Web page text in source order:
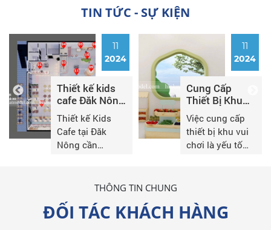
TIN TỨC - SỰ KIỆN
11
2024
Thiết kế kids
cafe Đăk Nông
250m2 thu
hút khách
hàng
Thiết kế Kids
Cafe tại Đăk
trẻ em và tiện
2024
Cung Cấp
Thiết Bị Khu
Vui Chơi: Đảm
Bảo An Toàn
và Hấp Dẫn
Cho Trẻ Em
Việc cung cấp
thiết bị khu vui
chơi là yếu tố
dựng một
trí an toàn và
THÔNG TIN CHUNG
ĐỐI TÁC KHÁCH HÀNG